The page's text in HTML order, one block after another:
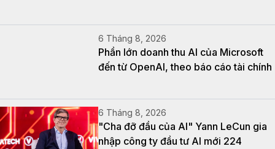
6 Tháng 8, 2026
Phần lớn doanh thu AI của Microsoft
đến từ OpenAI, theo báo cáo tài chính
6 Tháng 8, 2026
"Cha đỡ đầu của AI" Yann LeCun gia
nhập công ty đầu tư AI mới 224